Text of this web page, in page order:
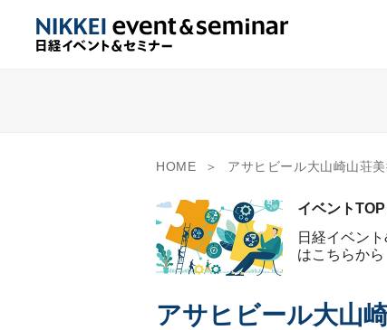
HOME アサヒビール大山崎山荘
イベント
日経イベン
はこちらから
アサヒビール大山